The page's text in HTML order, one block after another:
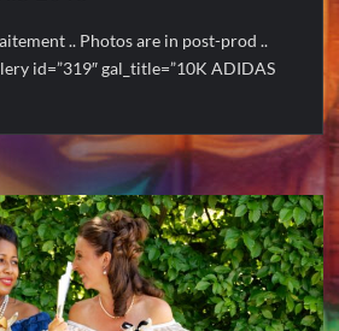
.. Photos are in post-prod ..
id=”319″ gal_title=”10K ADIDAS